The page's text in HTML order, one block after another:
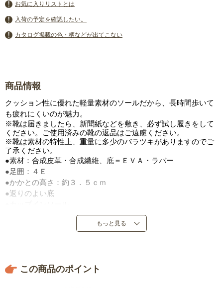
お気に入りリストとは
入荷の予定を確認したい。
カタログ掲載の色・柄などが出てこない
商品情報
クッション性に優れた軽量素材のソールだから、長時間歩いて
も疲れにくいのが魅力。
※靴は届きましたら、新聞紙などを敷き、必ず試し履きをして
ください。ご使用済みの靴の返品はご遠慮ください。
※靴は素材の特性上、重量に多少のバラツキがありますのでご
了承ください。
●素材：合成皮革・合成繊維、底＝ＥＶＡ・ラバー
●足囲：４Ｅ
●かかとの高さ：約３．５ｃｍ
●返りのよい底
●前甲・かかと部反射材付き
もっと見る
この商品のポイント